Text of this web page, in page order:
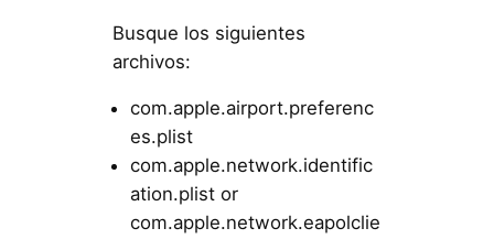
Busque los siguientes
archivos:
com.apple.airport.preferenc
es.plist
com.apple.network.identific
ation.plist or
com.apple.network.eapolclie